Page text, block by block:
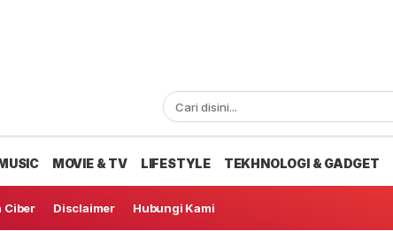
MOVIE & TV LIFESTYLE TEKHNOLOGI & GADGET
Ciber Disclaimer Hubungi Kami